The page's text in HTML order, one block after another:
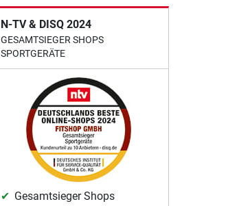
N-TV & DISQ 2024
GESAMTSIEGER SHOPS
SPORTGERÄTE
Gesamtsieger Shops